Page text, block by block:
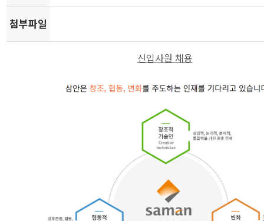
첨부파일
신입사원 채용